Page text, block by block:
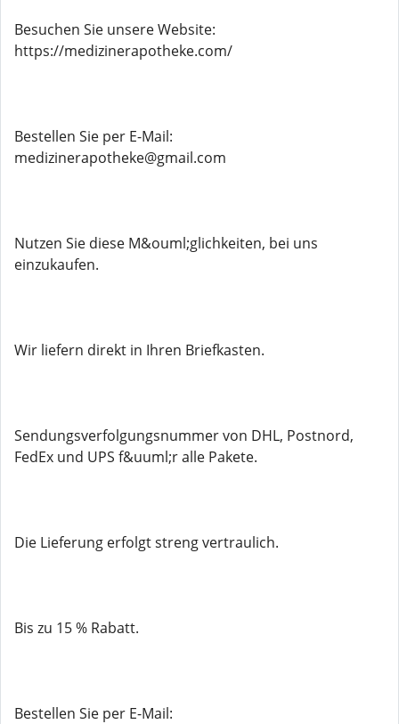
Besuchen Sie unsere Website:
https://medizinerapotheke.com/
Bestellen Sie per E-Mail:
medizinerapotheke@gmail.com
Nutzen Sie diese M&ouml;glichkeiten, bei uns
einzukaufen.
Wir liefern direkt in Ihren Briefkasten.
Sendungsverfolgungsnummer von DHL, Postnord,
FedEx und UPS f&uuml;r alle Pakete.
Die Lieferung erfolgt streng vertraulich.
Bis zu 15 % Rabatt.
Bestellen Sie per E-Mail: